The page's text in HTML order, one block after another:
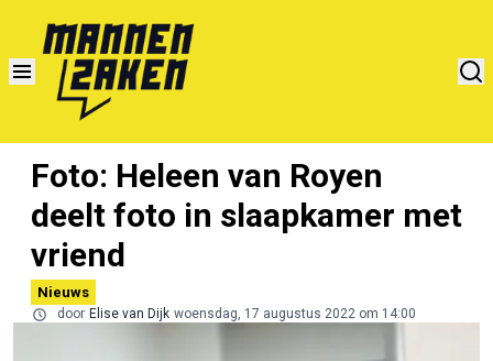
Foto: Heleen van Royen
deelt foto in slaapkamer met
vriend
Nieuws
door Elise van Dijk woensdag, 17 augustus 2022 om 14:00